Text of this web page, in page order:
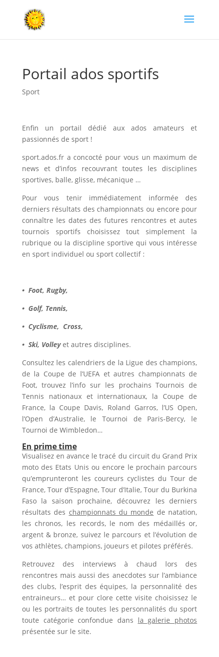
Portail ados sportifs
Sport
Enfin un portail dédié aux ados amateurs et
passionnés de sport !
sport.ados.fra concocté pour vous un maximum de
news et d’infos recouvrant toutes les disciplines
sportives, balle, glisse, mécanique …
Pour vous tenir immédiatement informée des
derniers résultats des championnats ou encore pour
connaître les dates des futures rencontres et autes
tournois sportifs choisissez tout simplement la
rubrique ou la discipline sportive qui vous intéresse
en sport individuel ou sport collectif :
• Foot, Rugby,
• Golf, Tennis,
• Cyclisme, Cross,
• Ski, Volley et autres disciplines.
Consultez les calendriers de la Ligue des champions,
de la Coupe de l’UEFA et autres championnats de
Foot, trouvez l’info sur les prochains Tournois de
Tennis nationaux et internationaux, la Coupe de
France, la Coupe Davis, Roland Garros, l’US Open,
l’Open d’Australie, le Tournoi de Paris-Bercy, le
Tournoi de Wimbledon…
En prime time
Visualisez en avance le tracé du circuit du Grand Prix
moto des Etats Unis ou encore le prochain parcours
qu’emprunteront les coureurs cyclistes du Tour de
France, Tour d’Espagne, Tour d’Italie, Tour du Burkina
Faso la saison prochaine, découvrez lesderniers
résultatsdes championnats du monde de natation,
les chronos, les records, le nom des médaillés or,
argent & bronze, suivez le parcours et l’évolution de
vos athlètes, champions, joueurs et pilotes préférés.
Retrouvez des interviews à chaud lors des
rencontres mais aussi des anecdotes sur l’ambiance
des clubs, l’esprit des équipes, la personnalité des
entraineurs… et pour clore cette visite choisissez le
ou les portraits de toutes les personnalités du sport
toute catégorie confondue dans la galerie photos
présentée sur le site.